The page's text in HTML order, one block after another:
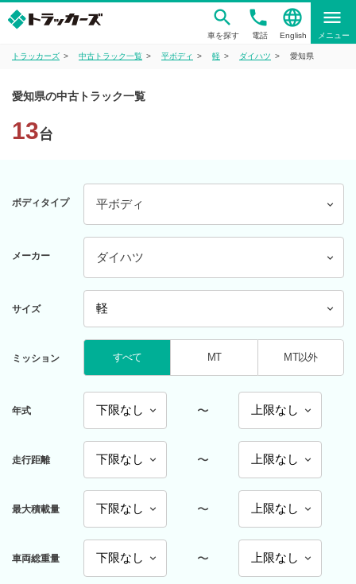
車を探す
phone
電話
language
English
menu
メニュー
トラッカーズ 中古トラック一覧 平ボディ 軽 ダイハツ 愛知県
愛知県の中古トラック一覧
13台
ボディタイプ 平ボディ
メーカー ダイハツ
サイズ
ミッション すべて MT MT以外
年式 〜
走行距離 〜
最大積載量 〜
車両総重量 〜